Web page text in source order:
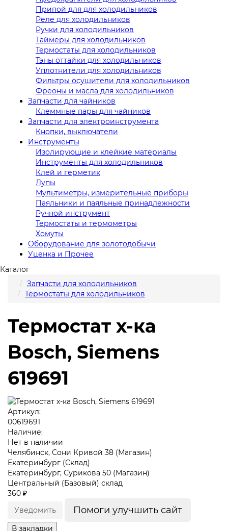
Припой для для холодильников
Реле для холодильников
Ручки для холодильников
Таймеры для холодильников
Термостаты для холодильников
Тэны оттайки для холодильников
Уплотнители для холодильников
Фильтры осушители для холодильников
Фреоны и масла для холодильников
Запчасти для чайников
Клеммные пары для чайников
Запчасти для электроинструмента
Кнопки, выключатели
Инструменты
Изолирующие и клейкие материалы
Инструменты для холодильников
Клей и герметик
Лупы
Мультиметры, измерительные приборы
Паяльники и паяльные принадлежности
Ручной инструмент
Термостаты и термометры
Хомуты
Оборудование для золотодобычи
Уценка и Прочее
Каталог
Запчасти для холодильников
Термостаты для холодильников
Термостат х-ка
Bosch, Siemens
619691
Артикул:
00619691
Наличие:
Нет в наличии
Челябинск, Сони Кривой 38 (Магазин)
Екатеринбург (Склад)
Екатеринбург, Сурикова 50 (Магазин)
Центральный (Базовый) склад
360 ₽
Уведомить
Помоги улучшить сайт
В закладки